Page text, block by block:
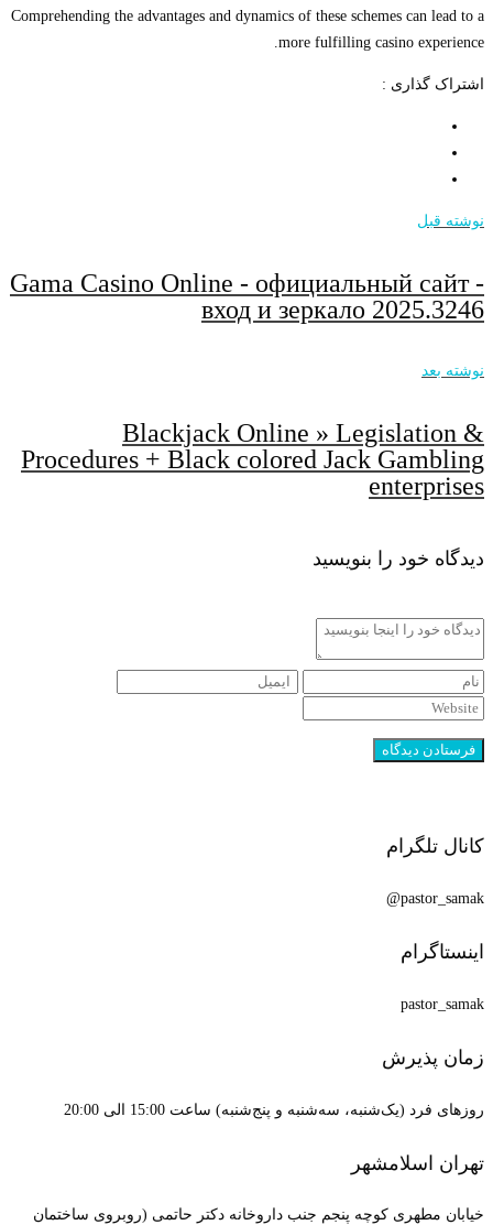
Comprehending the advantages and dynamics of these schemes can lead to a
more fulfilling casino experience.
اشتراک گذاری :
نوشته قبل
Gama Casino Online - официальный сайт -
вход и зеркало 2025.3246
نوشته بعد
Blackjack Online » Legislation &
Procedures + Black colored Jack Gambling
enterprises
دیدگاه خود را بنویسید
کانال تلگرام
pastor_samak@
اینستاگرام
pastor_samak
زمان پذیرش
روزهای فرد (یک‌شنبه، سه‌شنبه و پنج‌شنبه) ساعت 15:00 الی 20:00
تهران اسلامشهر
خیابان مطهری کوچه پنجم جنب داروخانه دکتر حاتمی (روبروی ساختمان